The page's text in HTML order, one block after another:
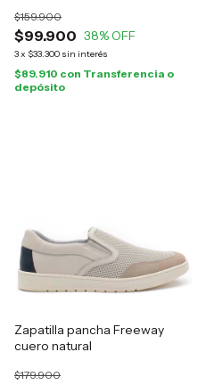
$99.900
$159.900
38% OFF
3x $33.300 sin interés
$89.910 con Transferencia o
depósito
Zapatilla pancha Freeway
cuero natural
$179.900